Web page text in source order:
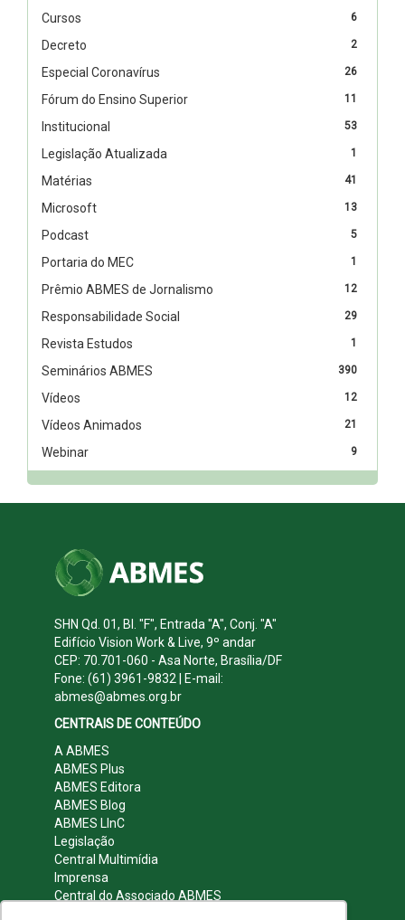
6
Cursos
2
Decreto
26
Especial Coronavírus
11
Fórum do Ensino Superior
53
Institucional
1
Legislação Atualizada
41
Matérias
13
Microsoft
5
Podcast
1
Portaria do MEC
12
Prêmio ABMES de Jornalismo
29
Responsabilidade Social
1
Revista Estudos
390
Seminários ABMES
12
Vídeos
21
Vídeos Animados
9
Webinar
SHN Qd. 01, Bl. "F", Entrada "A", Conj. "A"
Edifício Vision Work & Live, 9º andar
CEP: 70.701-060 - Asa Norte, Brasília/DF
Fone: (61) 3961-9832 | E-mail:
abmes@abmes.org.br
CENTRAIS DE CONTEÚDO
A ABMES
ABMES Plus
ABMES Editora
ABMES Blog
ABMES LInC
Legislação
Central Multimídia
Imprensa
Central do Associado ABMES